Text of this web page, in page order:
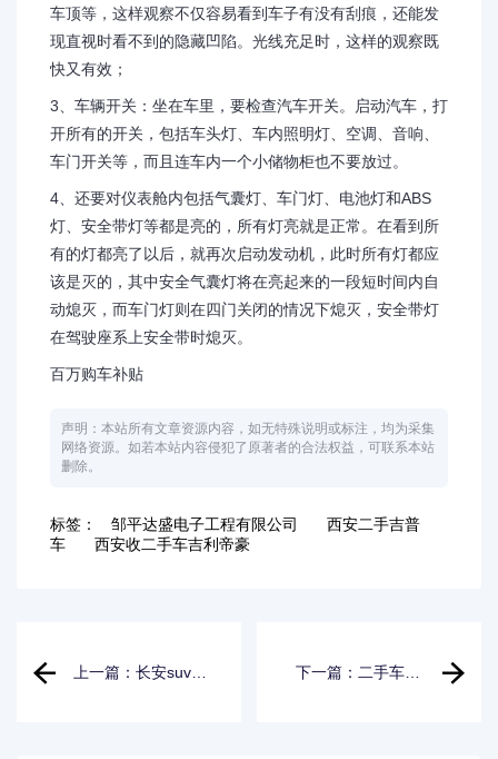
车顶等，这样观察不仅容易看到车子有没有刮痕，还能发
现直视时看不到的隐藏凹陷。光线充足时，这样的观察既
快又有效；
3、车辆开关：坐在车里，要检查汽车开关。启动汽车，打
开所有的开关，包括车头灯、车内照明灯、空调、音响、
车门开关等，而且连车内一个小储物柜也不要放过。
4、还要对仪表舱内包括气囊灯、车门灯、电池灯和ABS
灯、安全带灯等都是亮的，所有灯亮就是正常。在看到所
有的灯都亮了以后，就再次启动发动机，此时所有灯都应
该是灭的，其中安全气囊灯将在亮起来的一段短时间内自
动熄灭，而车门灯则在四门关闭的情况下熄灭，安全带灯
在驾驶座系上安全带时熄灭。
百万购车补贴
声明：本站所有文章资源内容，如无特殊说明或标注，均为采集
网络资源。如若本站内容侵犯了原著者的合法权益，可联系本站
删除。
标签： 邹平达盛电子工程有限公司
西安二手吉普
车
西安收二手车吉利帝豪
上一篇：长安suv二
下一篇：二手车大